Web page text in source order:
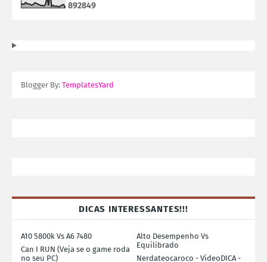
892849
Blogger By: TemplatesYard
DICAS INTERESSANTES!!!
A10 5800k Vs A6 7480
Alto Desempenho Vs
Equilibrado
Can I RUN (Veja se o game roda
no seu PC)
Nerdateocaroco - VideoDICA -